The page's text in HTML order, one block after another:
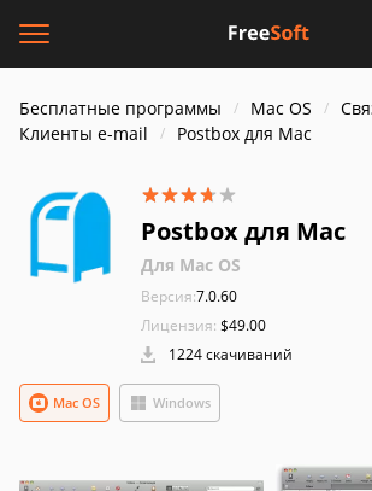
Бесплатные программы Mac OS
Клиенты e-mail
Postbox для Mac
Postbox для Mac
Для Mac OS
Версия:7.0.60
Лицензия: $49.00
1224 скачиваний
Mac OS Windows